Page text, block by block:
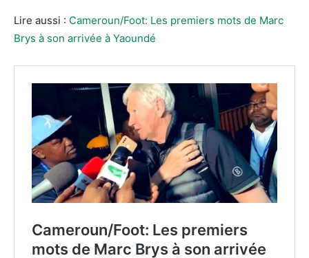
Lire aussi : Cameroun/Foot: Les premiers mots de Marc
Brys à son arrivée à Yaoundé